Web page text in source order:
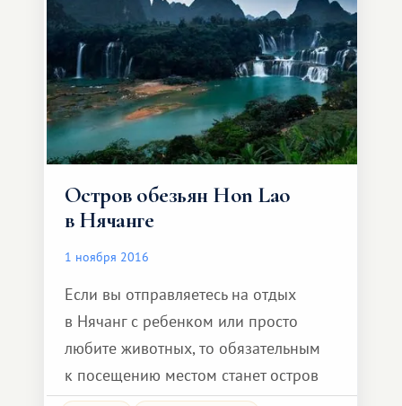
не позволяли быть вместе, бросилась
с горы вниз. Их судьбу оплакивал
слон. Его слезы и пор
Остров обезьян Hon Lao
в Нячанге
1 ноября 2016
Если вы отправляетесь на отдых
в Нячанг с ребенком или просто
любите животных, то обязательным
к посещению местом станет остров